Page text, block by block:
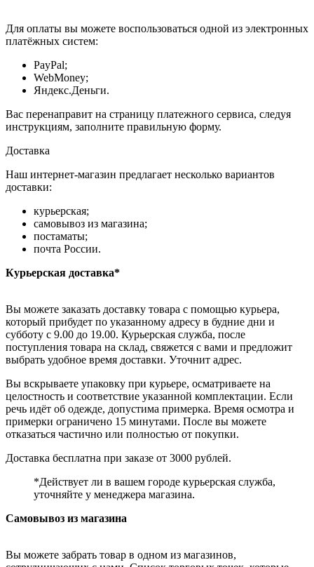
Для оплаты вы можете воспользоваться одной из электронных
платёжных систем:
PayPal;
WebMoney;
Яндекс.Деньги.
Вас перенаправит на страницу платежного сервиса, следуя
инструкциям, заполните правильную форму.
Доставка
Наш интернет-магазин предлагает несколько вариантов
доставки:
курьерская;
самовывоз из магазина;
постаматы;
почта России.
Курьерская доставка*
Вы можете заказать доставку товара с помощью курьера,
который прибудет по указанному адресу в будние дни и
субботу с 9.00 до 19.00. Курьерская служба, после
поступления товара на склад, свяжется с вами и предложит
выбрать удобное время доставки. Уточнит адрес.
Вы вскрываете упаковку при курьере, осматриваете на
целостность и соответствие указанной комплектации. Если
речь идёт об одежде, допустима примерка. Время осмотра и
примерки ограничено 15 минутами. После вы можете
отказаться частично или полностью от покупки.
Доставка бесплатна при заказе от 3000 рублей.
*Действует ли в вашем городе курьерская служба,
уточняйте у менеджера магазина.
Самовывоз из магазина
Вы можете забрать товар в одном из магазинов,